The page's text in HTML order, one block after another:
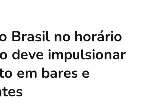
Brasil no horário
deve impulsionar
em bares e